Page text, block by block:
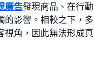
廣告發現商品、在行
影響。相較之下，
角，因此無法形成